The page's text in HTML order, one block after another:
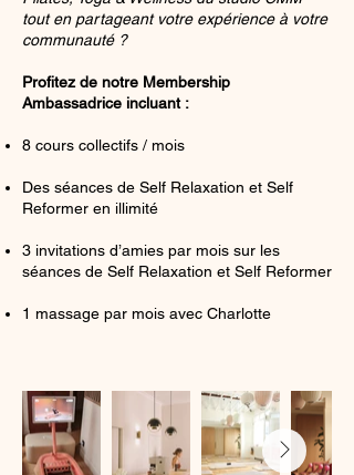
tout en partageant votre expérience à votre
communauté ?
Profitez de notre Membership
Ambassadrice incluant :
8 cours collectifs / mois
Des séances de Self Relaxation et Self
Reformer en illimité
3 invitations d’amies par mois sur les
séances de Self Relaxation et Self Reformer
1 massage par mois avec Charlotte